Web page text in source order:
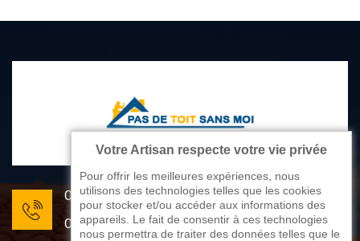
05 33 06 22 81
07 80 33 28 62
Votre Artisan respecte votre vie privée
Pour offrir les meilleures expériences, nous
utilisons des technologies telles que les cookies
pour stocker et/ou accéder aux informations des
appareils. Le fait de consentir à ces technologies
nous permettra de traiter des données telles que le